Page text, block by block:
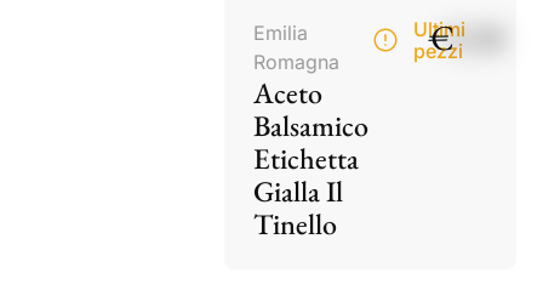
Emilia
Romagna
Aceto
Balsamico
Etichetta
Gialla Il
Tinello
Ultimi
pezzi
€9,50